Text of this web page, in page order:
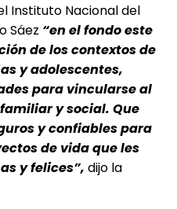
Instituto Nacional del
Sáez “en el fondo este
de los contextos de
y adolescentes,
para vincularse al
y social. Que
y confiables para
de vida que les
y felices”, dijo la